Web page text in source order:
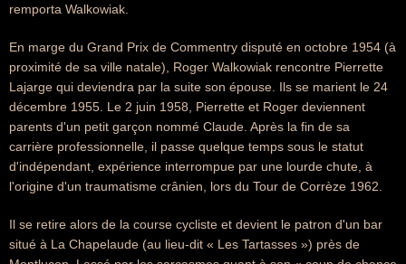
remporta Walkowiak.
En marge du Grand Prix de Commentry disputé en octobre 1954 (à
proximité de sa ville natale), Roger Walkowiak rencontre Pierrette
Lajarge qui deviendra par la suite son épouse. Ils se marient le 24
décembre 1955. Le 2 juin 1958, Pierrette et Roger deviennent
parents d'un petit garçon nommé Claude. Après la fin de sa
carrière professionnelle, il passe quelque temps sous le statut
d'indépendant, expérience interrompue par une lourde chute, à
l'origine d'un traumatisme crânien, lors du Tour de Corrèze 1962.
Il se retire alors de la course cycliste et devient le patron d'un bar
situé à La Chapelaude (au lieu-dit « Les Tartasses ») près de